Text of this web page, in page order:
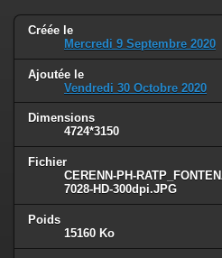
Créée le
Mercredi 9 Septembre 2020
Ajoutée le
Vendredi 30 Octobre 2020
Dimensions
4724*3150
Fichier
CERENN-PH-
7028-HD-300dpi.JPG
Poids
15160 Ko